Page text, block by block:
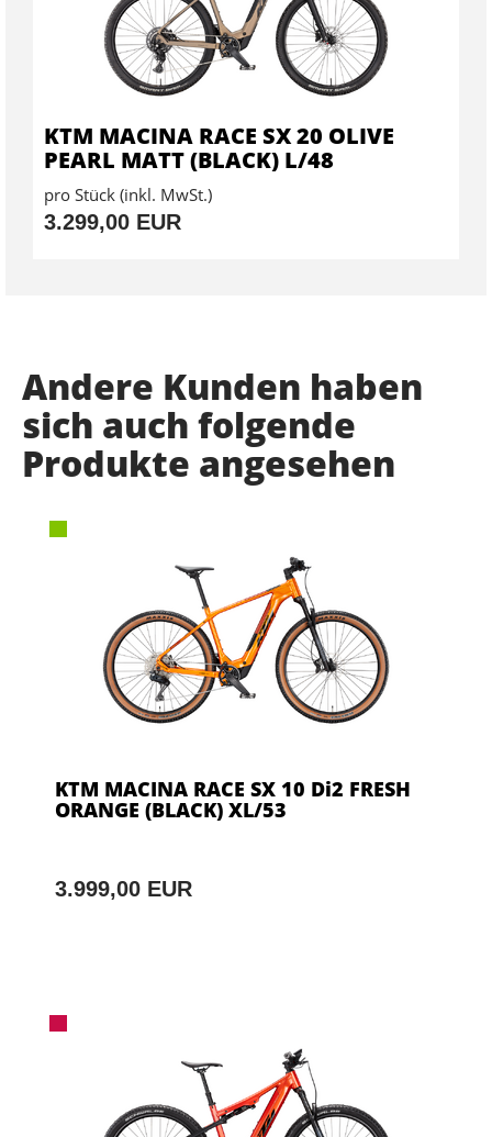
KTM MACINA RACE SX 20 OLIVE
PEARL MATT (BLACK) L/48
pro Stück (inkl. MwSt.)
3.299,00 EUR
Andere Kunden haben
sich auch folgende
Produkte angesehen
KTM MACINA RACE SX 10 Di2 FRESH
ORANGE (BLACK) XL/53
3.999,00 EUR